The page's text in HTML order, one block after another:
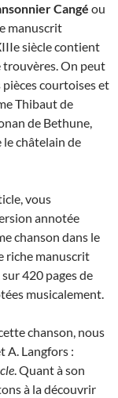
Cangé ou
manuscrit
siècle contient
trouvères. On peut
courtoises et
Thibaut de
de Bethune,
le châtelain de
vous
annotée
chanson dans le
riche manuscrit
420 pages de
musicalement.
chanson, nous
A. Langfors :
. Quant à son
à la découvrir